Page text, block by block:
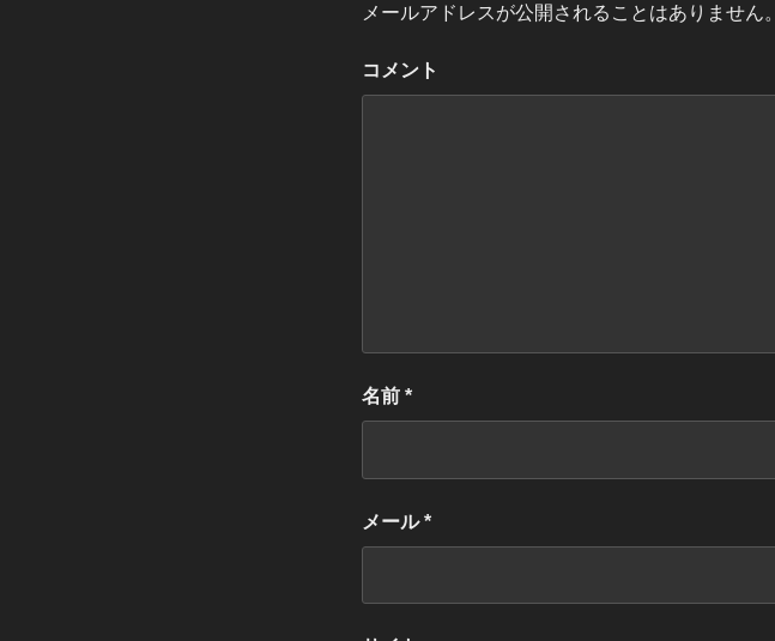
メールアドレスが公開されることはありません。
コメント
名前 *
メール*